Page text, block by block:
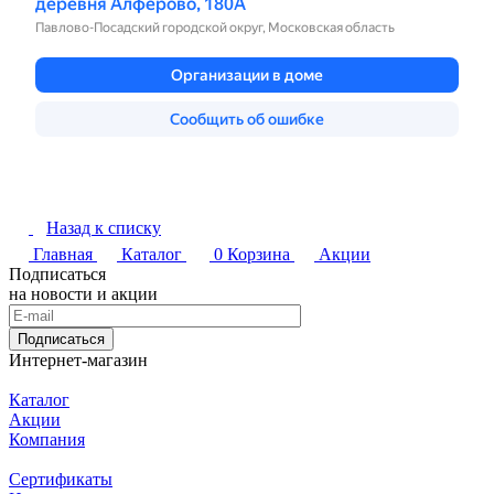
Назад к списку
Главная
Каталог 0 Корзина
Акции
Подписаться
на новости и акции
Подписаться
Интернет-магазин
Каталог
Акции
Компания
Сертификаты